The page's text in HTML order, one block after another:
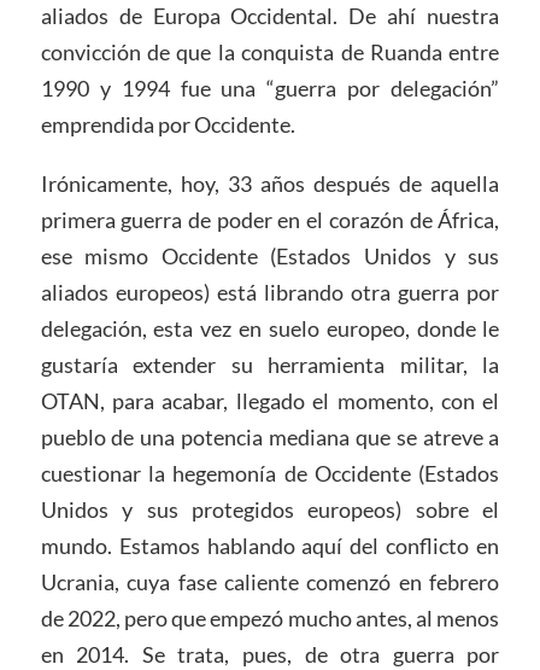
aliados de Europa Occidental. De ahí nuestra
convicción de que la conquista de Ruanda entre
1990 y 1994 fue una “guerra por delegación”
emprendida por Occidente.
Irónicamente, hoy, 33 años después de aquella
primera guerra de poder en el corazón de África,
ese mismo Occidente (Estados Unidos y sus
aliados europeos) está librando otra guerra por
delegación, esta vez en suelo europeo, donde le
gustaría extender su herramienta militar, la
OTAN, para acabar, llegado el momento, con el
pueblo de una potencia mediana que se atreve a
cuestionar la hegemonía de Occidente (Estados
Unidos y sus protegidos europeos) sobre el
mundo. Estamos hablando aquí del conflicto en
Ucrania, cuya fase caliente comenzó en febrero
de 2022, pero que empezó mucho antes, al menos
en 2014. Se trata, pues, de otra guerra por